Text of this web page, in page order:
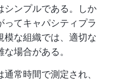
シンプルである。しか
ってキャパシティプラ
模な組織では、適切な
場合がある。
通常時間で測定され、